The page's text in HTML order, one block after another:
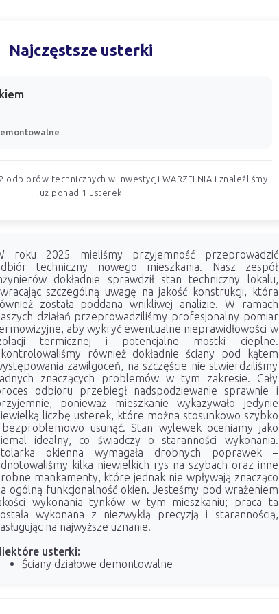
Najczęstsze usterki
odbiorów technicznych w inwestycji WARZELNIA i znaleźliśmy
już ponad 1 usterek.
roku 2025 mieliśmy przyjemność przeprowadzić
techniczny nowego mieszkania. Nasz zespół
dokładnie sprawdził stan techniczny lokalu,
szczególną uwagę na jakość konstrukcji, która
została poddana wnikliwej analizie. W ramach
działań przeprowadziliśmy profesjonalny pomiar
aby wykryć ewentualne nieprawidłowości w
termicznej i potencjalne mostki cieplne.
również dokładnie ściany pod kątem
zawilgoceń, na szczęście nie stwierdziliśmy
znaczących problemów w tym zakresie. Cały
odbioru przebiegł nadspodziewanie sprawnie i
ponieważ mieszkanie wykazywało jedynie
liczbę usterek, które można stosunkowo szybko
usunąć. Stan wylewek oceniamy jako
idealny, co świadczy o staranności wykonania.
okienna wymagała drobnych poprawek –
kilka niewielkich rys na szybach oraz inne
mankamenty, które jednak nie wpływają znacząco
ogólną funkcjonalność okien. Jesteśmy pod wrażeniem
wykonania tynków w tym mieszkaniu; praca ta
wykonana z niezwykłą precyzją i starannością,
na najwyższe uznanie.
usterki:
Ściany działowe demontowalne